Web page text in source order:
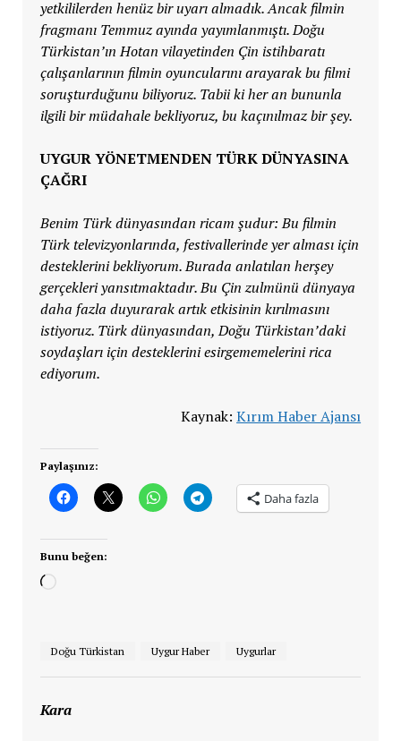
yetkililerden henüz bir uyarı almadık. Ancak filmin
fragmanı Temmuz ayında yayımlanmıştı. Doğu
Türkistan’ın Hotan vilayetinden Çin istihbaratı
çalışanlarının filmin oyuncularını arayarak bu filmi
soruşturduğunu biliyoruz. Tabii ki her an bununla
ilgili bir müdahale bekliyoruz, bu kaçınılmaz bir şey.
UYGUR YÖNETMENDEN TÜRK DÜNYASINA
ÇAĞRI
Benim Türk dünyasından ricam şudur: Bu filmin
Türk televizyonlarında, festivallerinde yer alması için
desteklerini bekliyorum. Burada anlatılan herşey
gerçekleri yansıtmaktadır. Bu Çin zulmünü dünyaya
daha fazla duyurarak artık etkisinin kırılmasını
istiyoruz. Türk dünyasından, Doğu Türkistan’daki
soydaşları için desteklerini esirgememelerini rica
ediyorum.
Kaynak:Kırım Haber Ajansı
Paylaşınız:
Daha fazla
Bunu beğen:
Yükleniyor...
Doğu Türkistan Uygur Haber Uygurlar
Kara